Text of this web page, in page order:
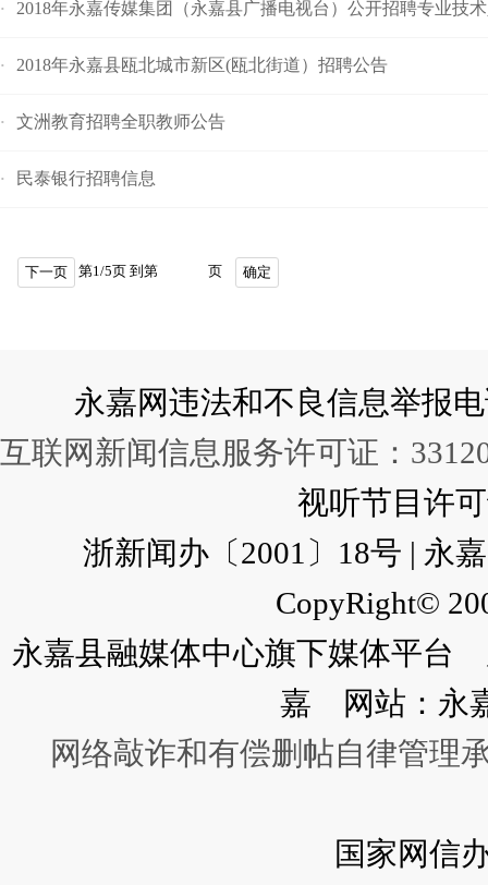
· 2018年永嘉传媒集团（永嘉县广播电视台）公开招聘专业技
· 2018年永嘉县瓯北城市新区(瓯北街道）招聘公告
· 文洲教育招聘全职教师公告
· 民泰银行招聘信息
下一页 第1/5页 到第 页 确定
永嘉网违法和不良信息举报
互联网新闻信息服务许可证：
视听节目许
浙新闻办〔2001〕18号 | 永
CopyRight©
永嘉县融媒体中心旗下媒体平
嘉 网站：永
网络敲诈和有偿删帖自律管理
国家网信